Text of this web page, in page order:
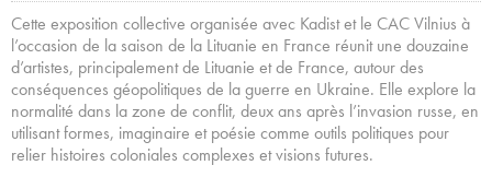
Cette exposition collective organisée avec Kadist et le CAC Vilnius à
l’occasion de la saison de la Lituanie en France réunit une douzaine
d’artistes, principalement de Lituanie et de France, autour des
conséquences géopolitiques de la guerre en Ukraine. Elle explore la
normalité dans la zone de conflit, deux ans après l’invasion russe, en
utilisant formes, imaginaire et poésie comme outils politiques pour
relier histoires coloniales complexes et visions futures.